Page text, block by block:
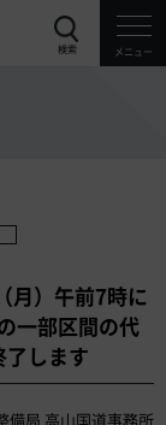
検索 メニュー
月）午前7時に
一部区間の代
します
備局 高山国道事務所